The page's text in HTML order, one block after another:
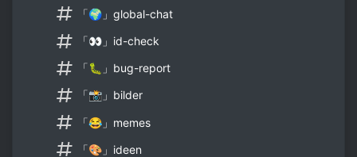
「🌍」global-chat
「👀」id-check
「🐛」bug-report
「📸」bilder
「😂」memes
「🎨」ideen